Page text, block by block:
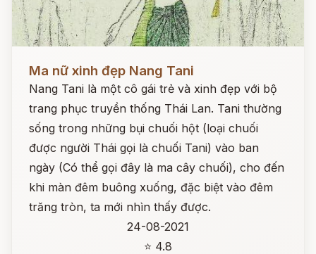
Ma nữ xinh đẹp Nang Tani
Nang Tani là một cô gái trẻ và xinh đẹp với bộ
trang phục truyền thống Thái Lan. Tani thường
sống trong những bụi chuối hột (loại chuối
được người Thái gọi là chuối Tani) vào ban
ngày (Có thể gọi đây là ma cây chuối), cho đến
khi màn đêm buông xuống, đặc biệt vào đêm
trăng tròn, ta mới nhìn thấy được.
24-08-2021
⭐ 4.8